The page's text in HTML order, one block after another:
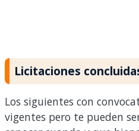
Licitaciones
Los siguientes con
vigentes pero te pueden